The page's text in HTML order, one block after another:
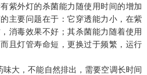
紫外灯的杀菌能力随使用时间的增加
主要问题在于：它穿透能力小，在紫
消毒效果不好；其杀菌能力随着使用
且灯管寿命短，更换过于频繁，运行
大，不能自然排出，需要空调长时间